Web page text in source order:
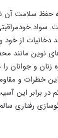
حفظ سلامت آن
دخانیات از
نوین مانند
و جوانان را
خطرات و
برابر این
رفتاری